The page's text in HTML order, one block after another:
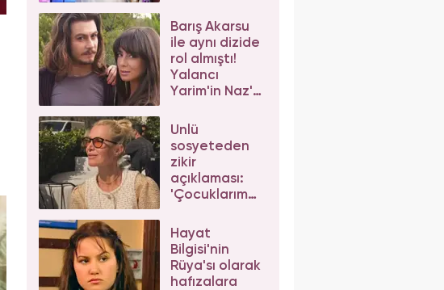
Ortağından
dikkat çeken
açıklama
Barış Akarsu
ile aynı dizide
rol almıştı!
Yalancı
Yarim'in Naz'ı
beğeni yağdı
Ünlü
sosyeteden
zikir
açıklaması:
'Çocuklarım
diyerek gelen
eleştirilere
yanıt verdi
Hayat
Bilgisi'nin
Rüya'sı olarak
hafızalara